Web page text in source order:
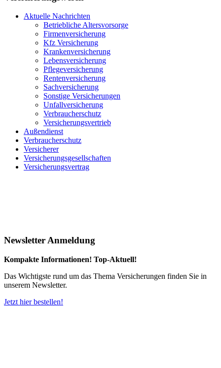
Aktuelle Nachrichten
Betriebliche Altersvorsorge
Firmenversicherung
Kfz Versicherung
Krankenversicherung
Lebensversicherung
Pflegeversicherung
Rentenversicherung
Sachversicherung
Sonstige Versicherungen
Unfallversicherung
Verbraucherschutz
Versicherungsvertrieb
Außendienst
Verbraucherschutz
Versicherer
Versicherungsgesellschaften
Versicherungsvertrag
Newsletter Anmeldung
Kompakte Informationen! Top-Aktuell!
Das Wichtigste rund um das Thema Versicherungen finden Sie in
unserem Newsletter.
Jetzt hier bestellen!